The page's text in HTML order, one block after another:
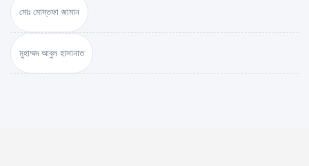
মোঃ মোস্তফা জামান
মুহাম্মদ আবুল হাসানাত